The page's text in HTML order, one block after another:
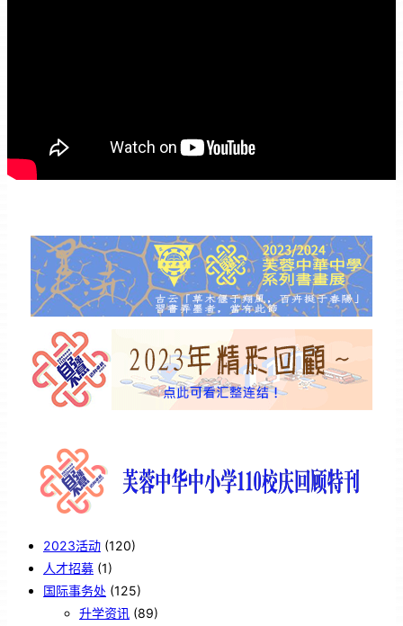
2023活动 (120)
人才招募 (1)
国际事务处 (125)
升学资讯 (89)